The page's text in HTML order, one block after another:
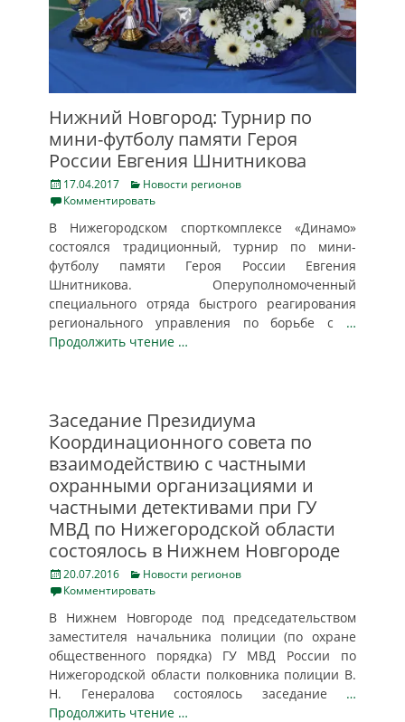
Нижний Новгород: Турнир по
мини-футболу памяти Героя
России Евгения Шнитникова
Posted
on
17.04.2017 Categories
Новости регионов
Комментировать
В Нижегородском спорткомплексе «Динамо»
состоялся традиционный, турнир по мини-
футболу памяти Героя России Евгения
Шнитникова. Оперуполномоченный
специального отряда быстрого реагирования
регионального управления по борьбе с …
Продолжить чтение …
Заседание Президиума
Координационного совета по
взаимодействию с частными
охранными организациями и
частными детективами при ГУ
МВД по Нижегородской области
состоялось в Нижнем Новгороде
Posted
on
20.07.2016 Categories
Новости регионов
Комментировать
В Нижнем Новгороде под председательством
заместителя начальника полиции (по охране
общественного порядка) ГУ МВД России по
Нижегородской области полковника полиции В.
Н. Генералова состоялось заседание …
Продолжить чтение …